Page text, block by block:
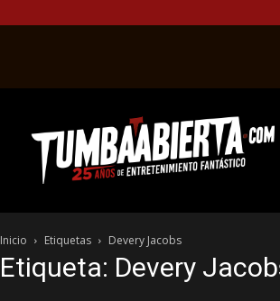
web
del
entretenimiento
el
género
fantástico.
Inicio Etiquetas Devery Jacobs
Etiqueta: Devery